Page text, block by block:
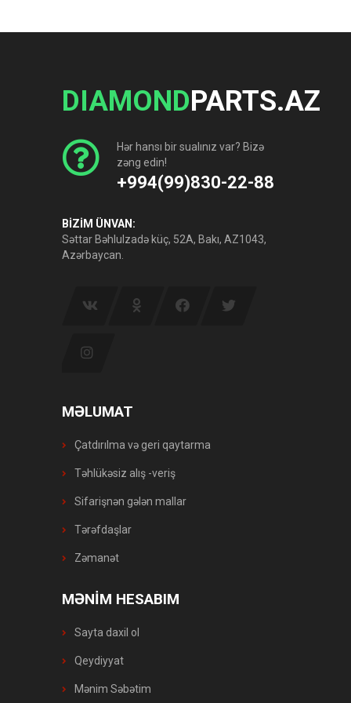
DIAMONDPARTS.AZ
Hər hansı bir sualınız var? Bizə
zəng edin!
+994(99)830-22-88
BİZİM ÜNVAN:
Səttar Bəhlulzadə küç, 52A, Bakı, AZ1043,
Azərbaycan.
MƏLUMAT
Çatdırılma və geri qaytarma
Təhlükəsiz alış -veriş
Sifarişnən gələn mallar
Tərəfdaşlar
Zəmanət
MƏNİM HESABIM
Sayta daxil ol
Qeydiyyat
Mənim Səbətim